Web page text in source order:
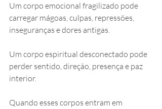
Um corpo emocional fragilizado pode
carregar mágoas, culpas, repressões,
inseguranças e dores antigas.
Um corpo espiritual desconectado pode
perder sentido, direção, presença e paz
interior.
Quando esses corpos entram em